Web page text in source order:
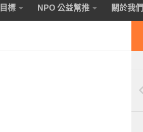
標 NPO 公益幫推 關於我們